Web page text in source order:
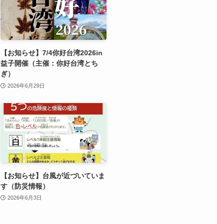
【お知らせ】7/4你好台湾2026in
益子開催（主催：你好台湾とち
ぎ）
2026年6月29日
【お知らせ】台風が近づいていま
す（防災情報）
2026年6月3日